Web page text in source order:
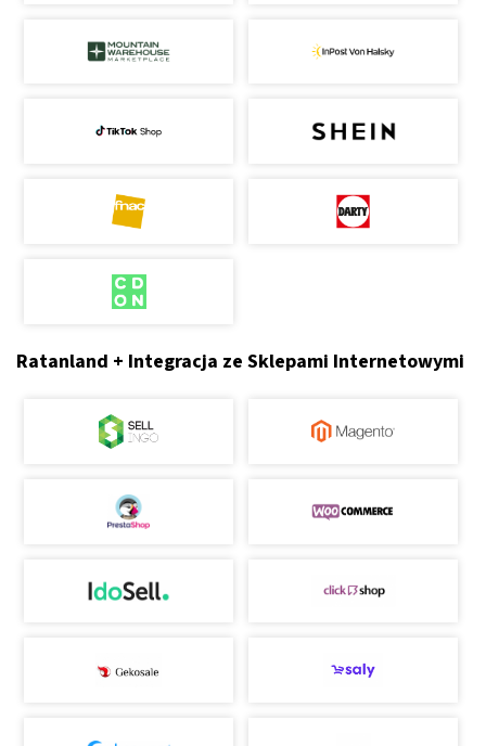
Ratanland + Integracja ze Sklepami Internetowymi